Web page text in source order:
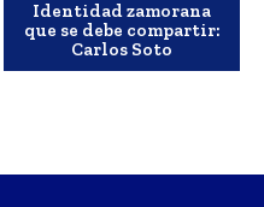
Identidad zamorana
que se debe compartir:
Carlos Soto